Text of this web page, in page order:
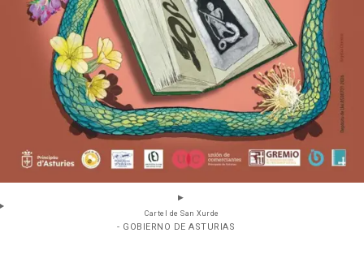
Cartel de San Xurde
- GOBIERNO DE ASTURIAS